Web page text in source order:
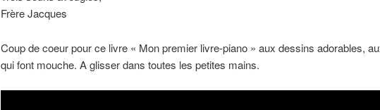
Frère Jacques
Coup de coeur pour ce livre « Mon premier livre-piano » aux dessins adorables,
qui font mouche. A glisser dans toutes les petites mains.